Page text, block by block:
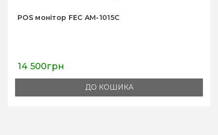
Огляд товару Характеристики
Доставка та оплата Відгуки (0)